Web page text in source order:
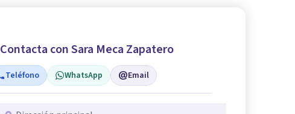
Contacta con Sara Meca Zapatero
Teléfono WhatsApp Email